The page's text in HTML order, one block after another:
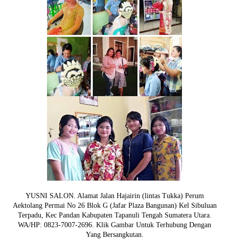
YUSNI SALON. Alamat Jalan Hajairin (lintas Tukka) Perum
Aektolang Permai No 26 Blok G (Jafar Plaza Bangunan) Kel Sibuluan
Terpadu, Kec Pandan Kabupaten Tapanuli Tengah Sumatera Utara.
WA/HP: 0823-7007-2696. Klik Gambar Untuk Terhubung Dengan
Yang Bersangkutan.